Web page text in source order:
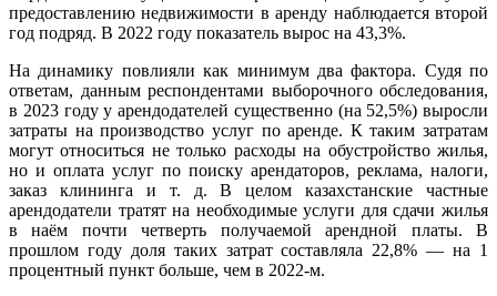
предоставлению недвижимости в аренду наблюдается второй
год подряд. В 2022 году показатель вырос на 43,3%.
На динамику повлияли как минимум два фактора. Судя по
ответам, данным респондентами выборочного обследования,
в 2023 году у арендодателей существенно (на 52,5%) выросли
затраты на производство услуг по аренде. К таким затратам
могут относиться не только расходы на обустройство жилья,
но и оплата услуг по поиску арендаторов, реклама, налоги,
заказ клининга и т. д. В целом казахстанские частные
арендодатели тратят на необходимые услуги для сдачи жилья
в наём почти четверть получаемой арендной платы. В
прошлом году доля таких затрат составляла 22,8% — на 1
процентный пункт больше, чем в 2022-м.